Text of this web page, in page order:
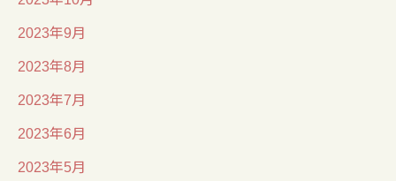
2023年9月
2023年8月
2023年7月
2023年6月
2023年5月